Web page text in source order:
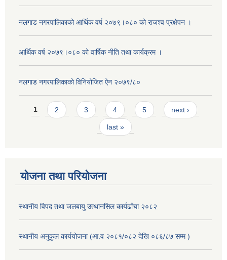
नलगाड नगरपालिकाको आर्थिक वर्ष २०७९।०८० को राजश्व प्रक्षेपन ।
आर्थिक वर्ष २०७९।०८० को वार्षिक नीति तथा कार्यक्रम ।
नलगाड नगरपालिकाको विनियोजित ऐन २०७९/८०
Pages
1 2 3 4 5 next ›
last »
योजना तथा परियोजना
स्थानीय विपद तथा जलबायु उत्थानसिल कार्यढाँचा २०८२
स्थानीय अनुकुल कार्ययोजना (आ.व २०८१/०८२ देखि ०८६/८७ सम्म )